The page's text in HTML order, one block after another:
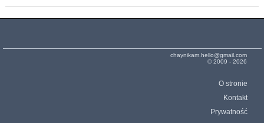
chaynikam.hello@gmail.com
© 2009 - 2026
O stronie
Kontakt
Prywatność